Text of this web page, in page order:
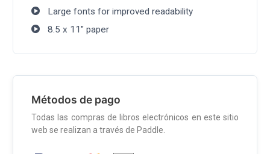
Large fonts for improved readability
8.5 x 11" paper
Métodos de pago
Todas las compras de libros electrónicos en este sitio
web se realizan a través de Paddle.